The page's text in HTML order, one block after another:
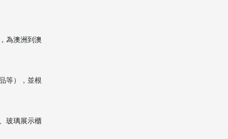
為澳洲到澳
等），並根
玻璃展示櫃